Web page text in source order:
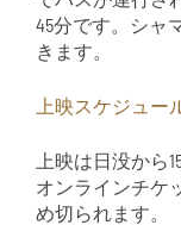
45分です。シャ
きます。
上映スケジュー
上映は日没から
オンラインチケ
め切られます。